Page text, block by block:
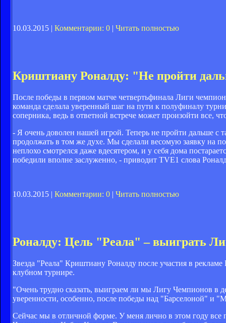
10.03.2015 | Комментарии: 0 | Читать полностью
Криштиану Роналду: "Не пройти
После победы в первом матче четвертьфинала Лиги
команда сделала уверенный шаг на пути к полуфиналу
соперника, ведь в ответной встрече может произойти все,
- Я очень доволен нашей игрой. Теперь не пройти дальше с
продолжать в том же духе. Мы сделали весомую заявку на
неплохо смотрелся даже вдесятером, и у себя дома
победили вполне заслуженно, - приводит TVE1 слова
10.03.2015 | Комментарии: 0 | Читать полностью
Роналду: Цель "Реала" – выиграть
Звезда "Реала" Криштиану Роналду после участия в
клубном турнире.
"Очень трудно сказать, выиграем ли мы Лигу Чемпионов в
уверенности, особенно, после победы над "Барселоной" и
Сейчас мы в отличной форме. У меня лично в этом году все